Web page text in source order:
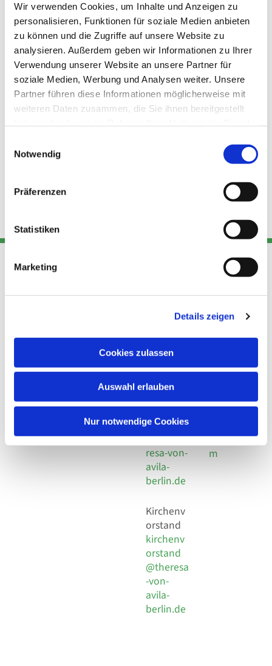
Wir verwenden Cookies, um Inhalte und Anzeigen zu
personalisieren, Funktionen für soziale Medien anbieten
zu können und die Zugriffe auf unsere Website zu
analysieren. Außerdem geben wir Informationen zu Ihrer
Verwendung unserer Website an unsere Partner für
soziale Medien, Werbung und Analysen weiter. Unsere
Partner führen diese Informationen möglicherweise mit
weiteren Daten zusammen, die Sie ihnen bereitgestellt
Notwendig
Präferenzen
Statistiken
Marketing
Details zeigen
Cookies zulassen
Auswahl erlauben
Nur notwendige Cookies
Adresse
Kirchengemeinde Pfarrei
Hl. Theresa von Avila Berlin
Leitender Pfarrer - Norbert
Behaimstr. 39
Kont
Telefon
+49 30
924 64 28
Fax +49
30 924 54
18
E-Mail
info@the
resa-von-
avila-
berlin.de
Kirchenv
orstand
kirchenv
orstand
@theresa
-von-
avila-
berlin.de
Links
Datensch
utz
Social
Impressu
m